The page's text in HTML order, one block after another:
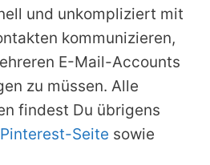
und unkompliziert mit
kommunizieren,
E-Mail-Accounts
zu müssen. Alle
findest Du übrigens
Pinterest-Seite sowie